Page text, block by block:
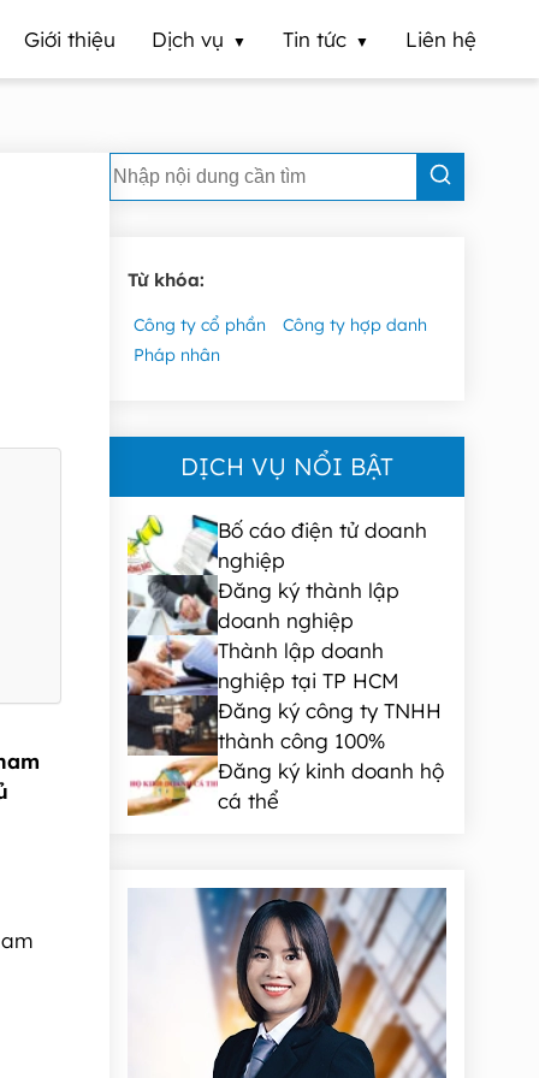
Giới thiệu Dịch vụ Tin tức Liên hệ
Từ khóa:
Công ty cổ phần
Công ty hợp danh
Pháp nhân
DỊCH VỤ NỔI BẬT
Bố cáo điện tử doanh
nghiệp
Đăng ký thành lập
doanh nghiệp
Thành lập doanh
nghiệp tại TP HCM
Đăng ký công ty TNHH
thành công 100%
Đăng ký kinh doanh hộ
cá thể